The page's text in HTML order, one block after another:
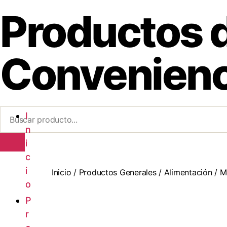
Productos
I
n
i
c
i
o
P
r
I
n
i
c
i
o
P
r
Inicio / Productos Generales/ Alimentación/